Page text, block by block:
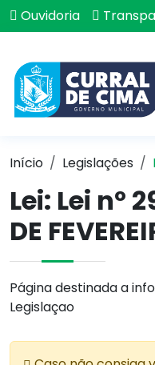
Ouvidoria
Início Legislações
Lei: Lei nº
DE
Página destinada a
Legislaçao